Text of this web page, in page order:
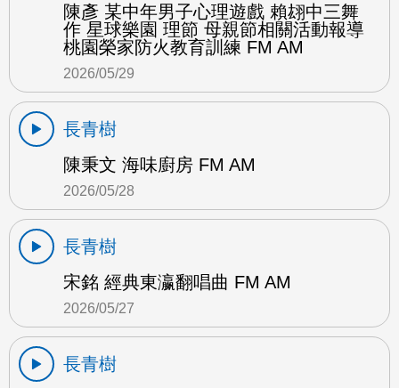
陳彥 某中年男子心理遊戲 賴翃中三舞
作 星球樂園 理節 母親節相關活動報導
桃園榮家防火教育訓練 FM AM
2026/05/29
長青樹
陳秉文 海味廚房 FM AM
2026/05/28
長青樹
宋銘 經典東瀛翻唱曲 FM AM
2026/05/27
長青樹